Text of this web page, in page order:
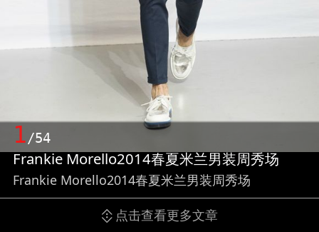
1/54
Frankie Morello2014春夏米兰男装周秀场
Frankie Morello2014春夏米兰男装周秀场
点击查看更多文章